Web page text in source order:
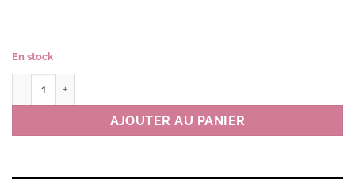
En stock
AJOUTER AU PANIER